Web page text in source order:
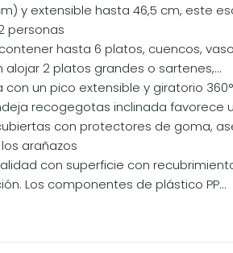
y extensible hasta 46,5 cm, este
personas
hasta 6 platos, cuencos,
2 platos grandes o sartenes,...
un pico extensible y giratorio
recogegotas inclinada favorece
con protectores de goma,
arañazos
con superficie con
Los componentes de plástico PP...